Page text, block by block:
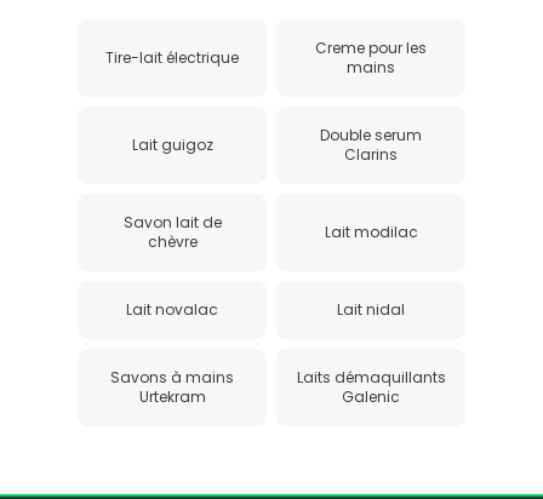
Tire-lait électrique
Creme pour les
mains
Lait guigoz
Double serum
Clarins
Savon lait de
chèvre
Lait modilac
Lait novalac Lait nidal
Savons à mains
Urtekram
Laits démaquillants
Galenic